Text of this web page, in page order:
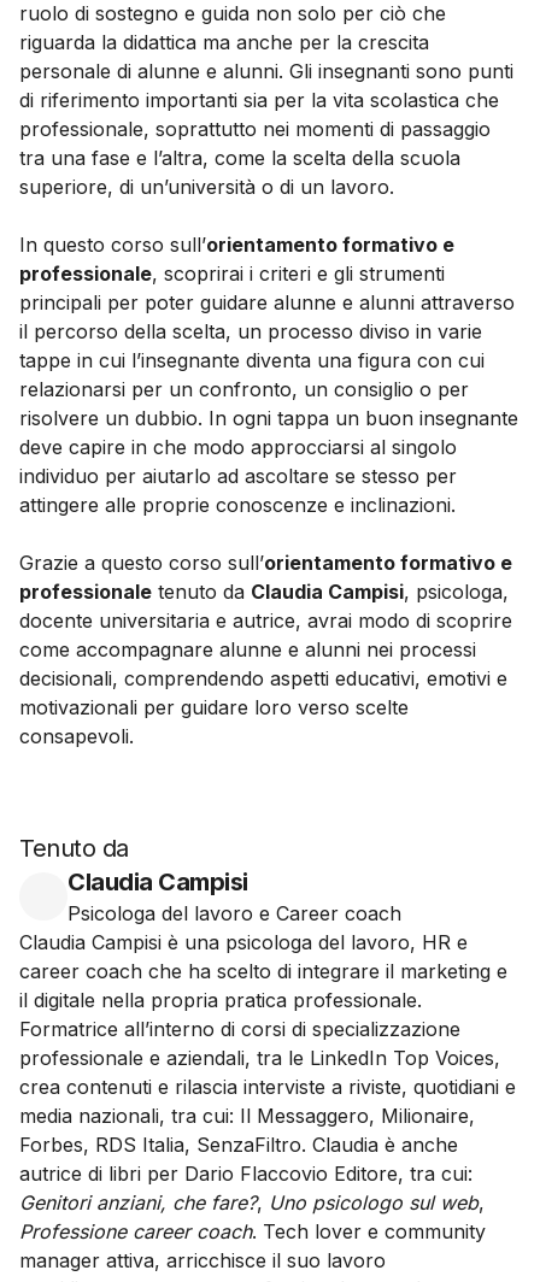
ruolo di sostegno e guida non solo per ciò che
riguarda la didattica ma anche per la crescita
personale di alunne e alunni. Gli insegnanti sono punti
di riferimento importanti sia per la vita scolastica che
professionale, soprattutto nei momenti di passaggio
tra una fase e l’altra, come la scelta della scuola
superiore, di un’università o di un lavoro.
In questo corso sull’orientamento formativo e
professionale, scoprirai i criteri e gli strumenti
principali per poter guidare alunne e alunni attraverso
il percorso della scelta, un processo diviso in varie
tappe in cui l’insegnante diventa una figura con cui
relazionarsi per un confronto, un consiglio o per
risolvere un dubbio. In ogni tappa un buon insegnante
deve capire in che modo approcciarsi al singolo
individuo per aiutarlo ad ascoltare se stesso per
attingere alle proprie conoscenze e inclinazioni.
Grazie a questo corso sull’orientamento formativo e
professionale tenuto da Claudia Campisi, psicologa,
docente universitaria e autrice, avrai modo di scoprire
come accompagnare alunne e alunni nei processi
decisionali, comprendendo aspetti educativi, emotivi e
motivazionali per guidare loro verso scelte
consapevoli.
Tenuto da
Claudia Campisi
Psicologa del lavoro e Career coach
Claudia Campisi è una psicologa del lavoro, HR e
career coach che ha scelto di integrare il marketing e
il digitale nella propria pratica professionale.
Formatrice all’interno di corsi di specializzazione
professionale e aziendali, tra le LinkedIn Top Voices,
crea contenuti e rilascia interviste a riviste, quotidiani e
media nazionali, tra cui: Il Messaggero, Milionaire,
Forbes, RDS Italia, SenzaFiltro. Claudia è anche
autrice di libri per Dario Flaccovio Editore, tra cui:
Genitori anziani, che fare?, Uno psicologo sul web,
Professione career coach. Tech lover e community
manager attiva, arricchisce il suo lavoro